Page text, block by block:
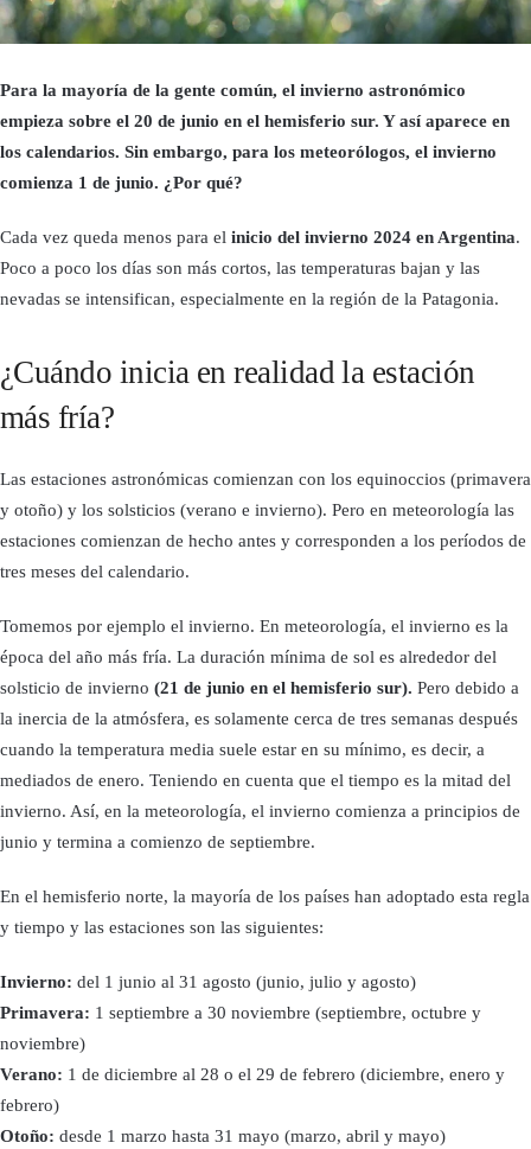
Para la mayoría de la gente común, el invierno astronómico
empieza sobre el 20 de junio en el hemisferio sur. Y así aparece en
los calendarios. Sin embargo, para los meteorólogos, el invierno
comienza 1 de junio. ¿Por qué?
Cada vez queda menos para el inicio del invierno 2024 en Argentina.
Poco a poco los días son más cortos, las temperaturas bajan y las
nevadas se intensifican, especialmente en la región de la Patagonia.
¿Cuándo inicia en realidad la estación
más fría?
Las estaciones astronómicas comienzan con los equinoccios (primavera
y otoño) y los solsticios (verano e invierno). Pero en meteorología las
estaciones comienzan de hecho antes y corresponden a los períodos de
tres meses del calendario.
Tomemos por ejemplo el invierno. En meteorología, el invierno es la
época del año más fría. La duración mínima de sol es alrededor del
solsticio de invierno (21 de junio en el hemisferio sur). Pero debido a
la inercia de la atmósfera, es solamente cerca de tres semanas después
cuando la temperatura media suele estar en su mínimo, es decir, a
mediados de enero. Teniendo en cuenta que el tiempo es la mitad del
invierno. Así, en la meteorología, el invierno comienza a principios de
junio y termina a comienzo de septiembre.
En el hemisferio norte, la mayoría de los países han adoptado esta regla
y tiempo y las estaciones son las siguientes:
Invierno: del 1 junio al 31 agosto (junio, julio y agosto)
Primavera: 1 septiembre a 30 noviembre (septiembre, octubre y
noviembre)
Verano: 1 de diciembre al 28 o el 29 de febrero (diciembre, enero y
febrero)
Otoño: desde 1 marzo hasta 31 mayo (marzo, abril y mayo)